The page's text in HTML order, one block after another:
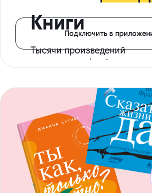
Книги
Тысячи произведений
с доступом офлайн
Подключить в